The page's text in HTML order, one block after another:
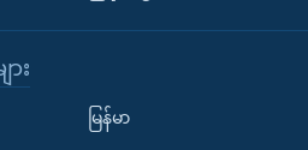
း
မြန်မာ